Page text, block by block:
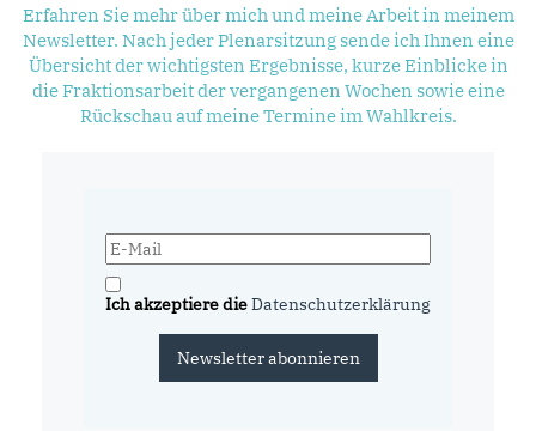
Erfahren Sie mehr über mich und meine Arbeit in meinem
Newsletter. Nach jeder Plenarsitzung sende ich Ihnen eine
Übersicht der wichtigsten Ergebnisse, kurze Einblicke in
die Fraktionsarbeit der vergangenen Wochen sowie eine
Rückschau auf meine Termine im Wahlkreis.
Ich akzeptiere dieDatenschutzerklärung
Newsletter abonnieren